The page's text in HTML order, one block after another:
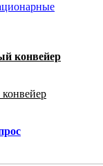
конвейер